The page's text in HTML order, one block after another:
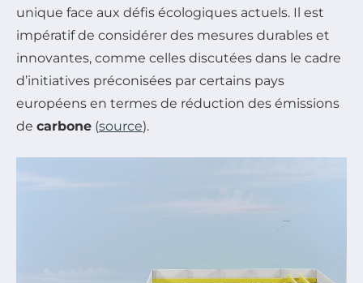
unique face aux défis écologiques actuels. Il est
impératif de considérer des mesures durables et
innovantes, comme celles discutées dans le cadre
d’initiatives préconisées par certains pays
européens en termes de réduction des émissions
de carbone (source).